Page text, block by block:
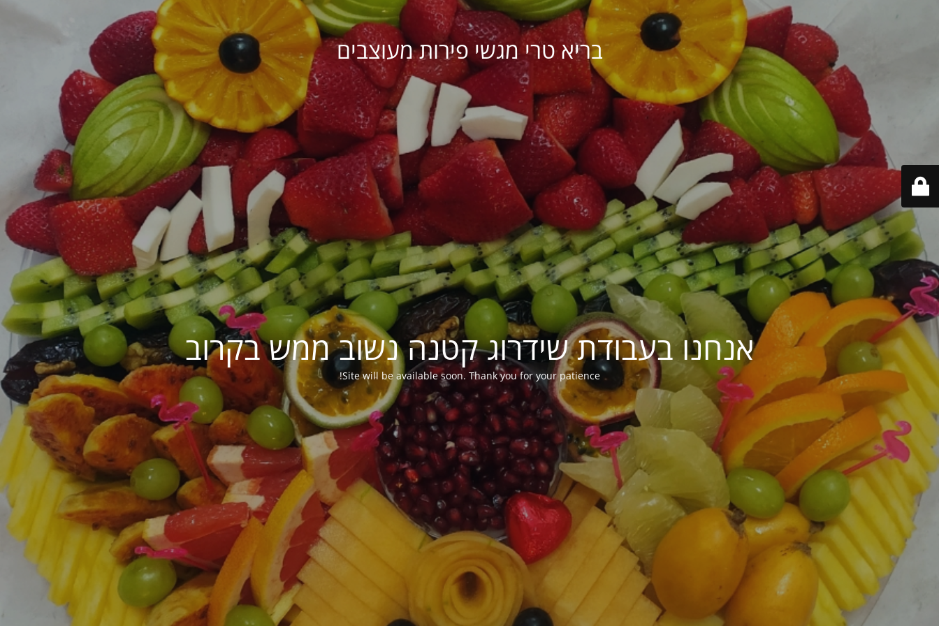
בריא טרי מגשי פירות מעוצבים
אנחנו בעבודת שידרוג קטנה נשוב ממש בקרוב
Site will be available soon. Thank you for your patience!